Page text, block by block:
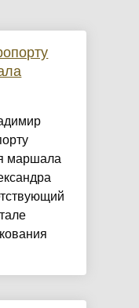
маршала